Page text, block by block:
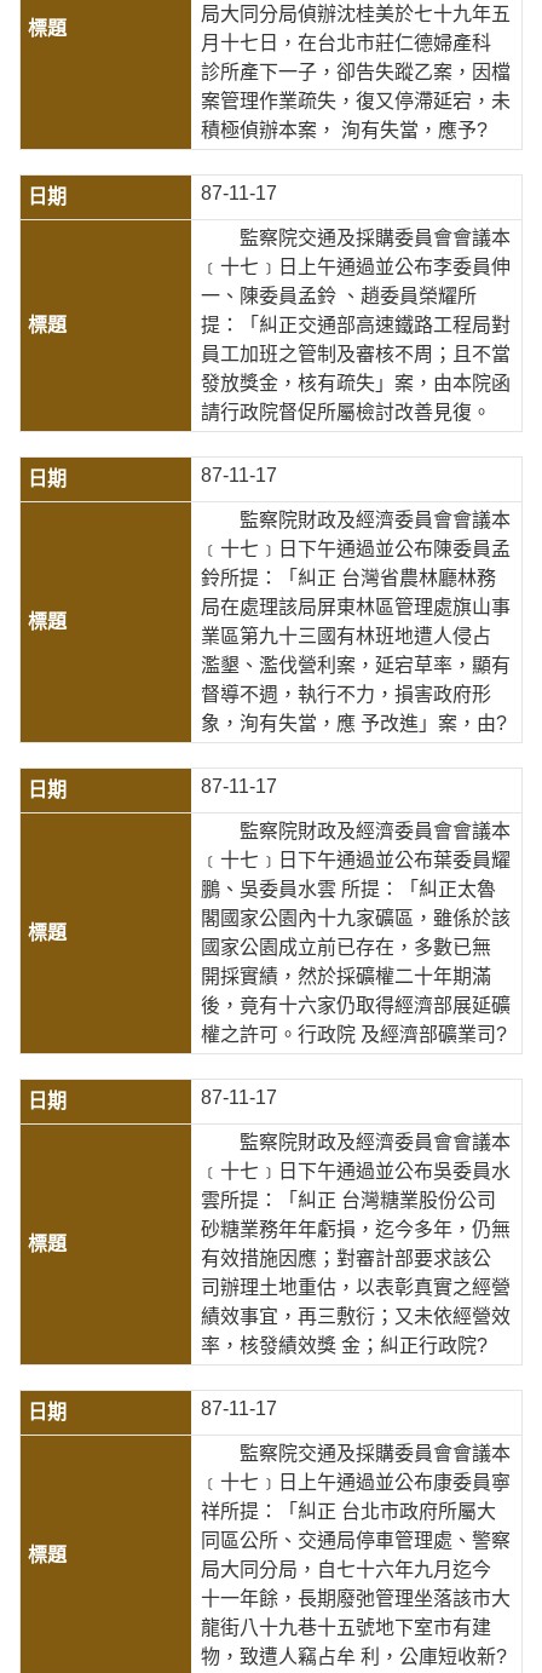
局大同分局偵辦沈桂美於七十九年五
月十七日，在台北市莊仁德婦產科
診所產下一子，卻告失蹤乙案，因檔
案管理作業疏失，復又停滯延宕，未
積極偵辦本案， 洵有失當，應予?
87-11-17
監察院交通及採購委員會會議本
﹝十七﹞日上午通過並公布李委員伸
一、陳委員孟鈴 、趙委員榮耀所
提：「糾正交通部高速鐵路工程局對
員工加班之管制及審核不周；且不當
發放獎金，核有疏失」案，由本院函
請行政院督促所屬檢討改善見復。
87-11-17
監察院財政及經濟委員會會議本
﹝十七﹞日下午通過並公布陳委員孟
鈴所提：「糾正 台灣省農林廳林務
局在處理該局屏東林區管理處旗山事
業區第九十三國有林班地遭人侵占
濫墾、濫伐營利案，延宕草率，顯有
督導不週，執行不力，損害政府形
象，洵有失當，應 予改進」案，由?
87-11-17
監察院財政及經濟委員會會議本
﹝十七﹞日下午通過並公布葉委員耀
鵬、吳委員水雲 所提：「糾正太魯
閣國家公園內十九家礦區，雖係於該
國家公園成立前已存在，多數已無
開採實績，然於採礦權二十年期滿
後，竟有十六家仍取得經濟部展延礦
權之許可。行政院 及經濟部礦業司?
87-11-17
監察院財政及經濟委員會會議本
﹝十七﹞日下午通過並公布吳委員水
雲所提：「糾正 台灣糖業股份公司
砂糖業務年年虧損，迄今多年，仍無
有效措施因應；對審計部要求該公
司辦理土地重估，以表彰真實之經營
績效事宜，再三敷衍；又未依經營效
率，核發績效獎 金；糾正行政院?
87-11-17
監察院交通及採購委員會會議本
﹝十七﹞日上午通過並公布康委員寧
祥所提：「糾正 台北市政府所屬大
同區公所、交通局停車管理處、警察
局大同分局，自七十六年九月迄今
十一年餘，長期廢弛管理坐落該市大
龍街八十九巷十五號地下室市有建
物，致遭人竊占牟 利，公庫短收新?